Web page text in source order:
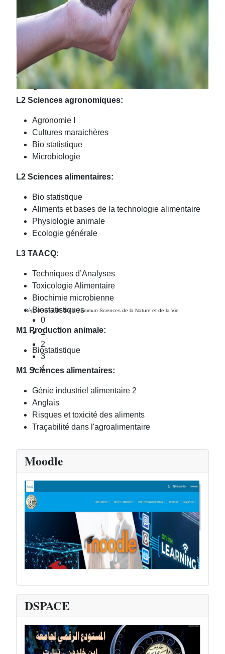
Département de Socle commun Sciences de la Nature et de la Vie
0
1
2
3
4
Syllabus de la matière:
Département NTAA
L2 Sciences agronomiques:
Agronomie I
Cultures maraichères
Bio statistique
Microbiologie
L2 Sciences alimentaires:
Bio statistique
Aliments et bases de la technologie alimentaire
Physiologie animale
Ecologie générale
L3 TAACQ:
Techniques d’Analyses
Toxicologie Alimentaire
Biochimie microbienne
Biostatistiques
M1 Production animale:
Biostatistique
M1 Sciences alimentaires:
Génie industriel alimentaire 2
Anglais
Risques et toxicité des aliments
Traçabilité dans l'agroalimentaire
Moodle
DSPACE